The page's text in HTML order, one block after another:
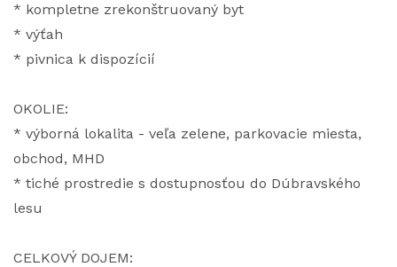
* kompletne zrekonštruovaný byt
* výťah
* pivnica k dispozícií
OKOLIE:
* výborná lokalita - veľa zelene, parkovacie miesta,
obchod, MHD
* tiché prostredie s dostupnosťou do Dúbravského
lesu
CELKOVÝ DOJEM: